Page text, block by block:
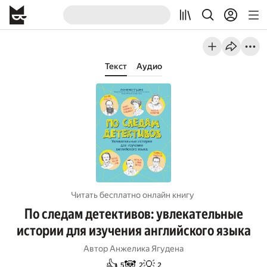
Текст Аудио
Читать бесплатно онлайн книгу
По следам детективов: увлекательные
истории для изучения английского языка
АвторАнжелика Ягудена
5 2 2